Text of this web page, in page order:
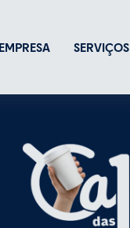
EMPRESA SERVIÇOS